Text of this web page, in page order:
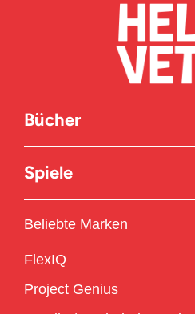
Bücher
Spiele
Beliebte Marken
FlexIQ
Project Genius